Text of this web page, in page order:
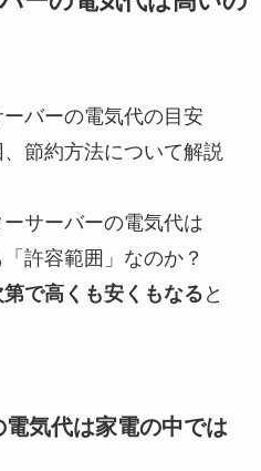
バーの電気代の目安
節約方法について解説
サーバーの電気代は
許容範囲」なのか？
で高くも安くもなる と
気代は家電の中では